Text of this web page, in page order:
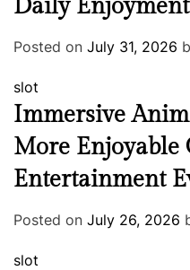
Daily Enjoyment
Posted on July 31, 2026
slot
Immersive
More Enjoyable
Entertainment
Posted on July 26, 2026
slot